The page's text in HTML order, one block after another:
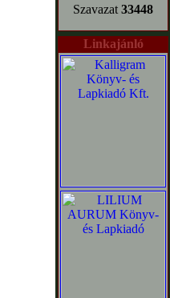
Szavazat 33448
Linkajánló